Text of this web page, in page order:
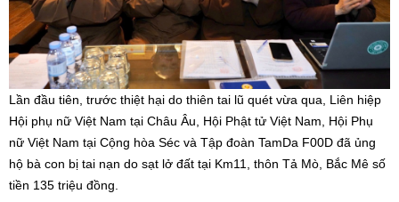
Lần đầu tiên, trước thiệt hại do thiên tai lũ quét vừa qua, Liên hiệp
Hội phụ nữ Việt Nam tại Châu Âu, Hội Phật tử Việt Nam, Hội Phụ
nữ Việt Nam tại Cộng hòa Séc và Tập đoàn TamDa F00D đã ủng
hộ bà con bị tai nạn do sạt lở đất tại Km11, thôn Tả Mò, Bắc Mê số
tiền 135 triệu đồng.